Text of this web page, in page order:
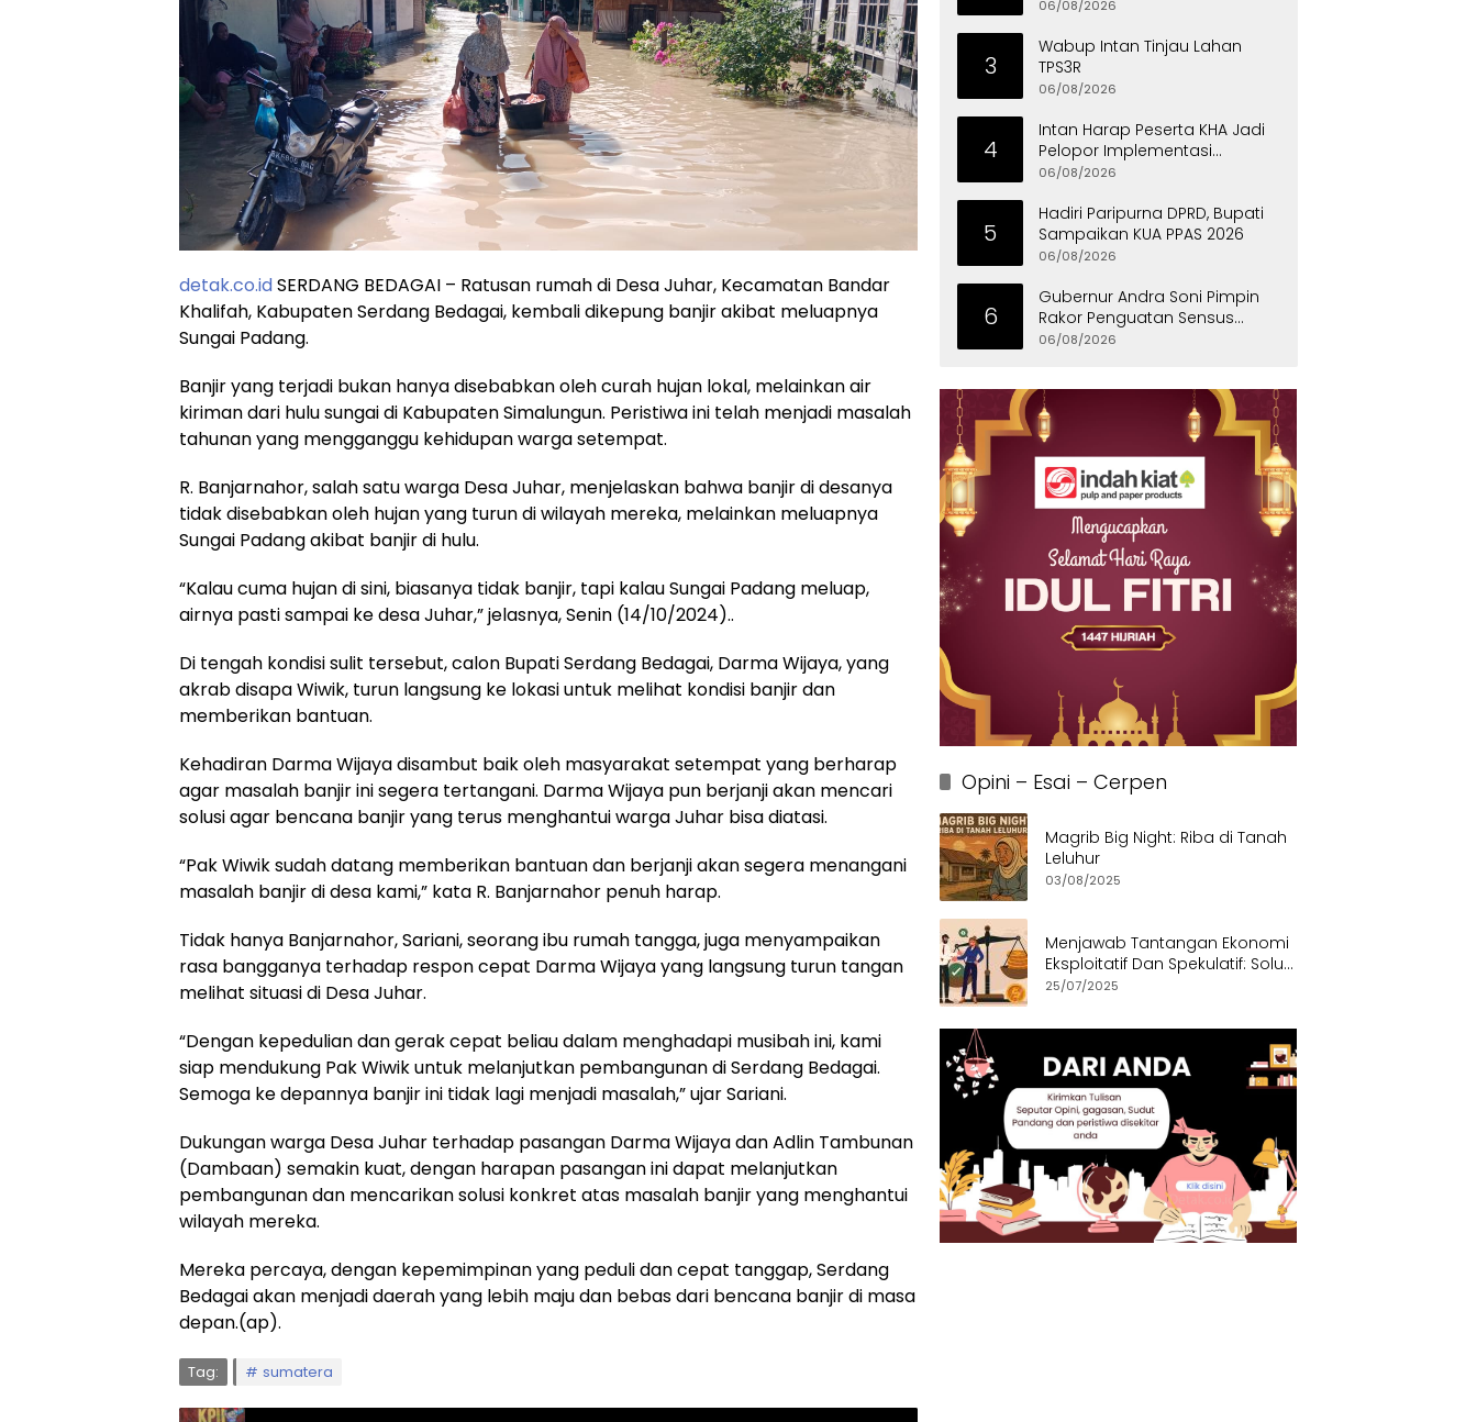
detak.co.idSERDANG BEDAGAI – Ratusan rumah di Desa Juhar, Kecamatan Bandar
Khalifah, Kabupaten Serdang Bedagai, kembali dikepung banjir akibat meluapnya
Sungai Padang.
Banjir yang terjadi bukan hanya disebabkan oleh curah hujan lokal, melainkan air
kiriman dari hulu sungai di Kabupaten Simalungun. Peristiwa ini telah menjadi masalah
tahunan yang mengganggu kehidupan warga setempat.
R. Banjarnahor, salah satu warga Desa Juhar, menjelaskan bahwa banjir di desanya
tidak disebabkan oleh hujan yang turun di wilayah mereka, melainkan meluapnya
Sungai Padang akibat banjir di hulu.
“Kalau cuma hujan di sini, biasanya tidak banjir, tapi kalau Sungai Padang meluap,
airnya pasti sampai ke desa Juhar,” jelasnya, Senin (14/10/2024)..
Di tengah kondisi sulit tersebut, calon Bupati Serdang Bedagai, Darma Wijaya, yang
akrab disapa Wiwik, turun langsung ke lokasi untuk melihat kondisi banjir dan
memberikan bantuan.
Kehadiran Darma Wijaya disambut baik oleh masyarakat setempat yang berharap
agar masalah banjir ini segera tertangani. Darma Wijaya pun berjanji akan mencari
solusi agar bencana banjir yang terus menghantui warga Juhar bisa diatasi.
“Pak Wiwik sudah datang memberikan bantuan dan berjanji akan segera menangani
masalah banjir di desa kami,” kata R. Banjarnahor penuh harap.
Tidak hanya Banjarnahor, Sariani, seorang ibu rumah tangga, juga menyampaikan
rasa bangganya terhadap respon cepat Darma Wijaya yang langsung turun tangan
melihat situasi di Desa Juhar.
“Dengan kepedulian dan gerak cepat beliau dalam menghadapi musibah ini, kami
siap mendukung Pak Wiwik untuk melanjutkan pembangunan di Serdang Bedagai.
Semoga ke depannya banjir ini tidak lagi menjadi masalah,” ujar Sariani.
Dukungan warga Desa Juhar terhadap pasangan Darma Wijaya dan Adlin Tambunan
(Dambaan) semakin kuat, dengan harapan pasangan ini dapat melanjutkan
pembangunan dan mencarikan solusi konkret atas masalah banjir yang menghantui
wilayah mereka.
Mereka percaya, dengan kepemimpinan yang peduli dan cepat tanggap, Serdang
Bedagai akan menjadi daerah yang lebih maju dan bebas dari bencana banjir di masa
depan.(ap).
Tag: sumatera
06/08/2026
3
Wabup Intan Tinjau Lahan
TPS3R
06/08/2026
4
Intan Harap Peserta KHA Jadi
Pelopor Implementasi
Permainan Tradisional
06/08/2026
5
Hadiri Paripurna DPRD, Bupati
Sampaikan KUA PPAS 2026
06/08/2026
6
Gubernur Andra Soni Pimpin
Rakor Penguatan Sensus
Ekonomi 2026 Provinsi Banten
06/08/2026
Opini – Esai – Cerpen
Magrib Big Night: Riba di Tanah
Leluhur
03/08/2025
Menjawab Tantangan Ekonomi
Eksploitatif Dan Spekulatif: Solusi
Etis dan Berkeadilan
25/07/2025